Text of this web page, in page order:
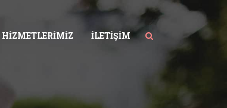
HIZMETLERIMIZ İLETIŞIM